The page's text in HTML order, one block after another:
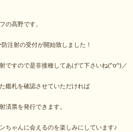
の高野です。
注射の受付が開始致しました！
ですので是非接種してあげて下さいね(^o^)／
鑑札を確認させていただければ
済票を発行できます。
ちゃんに会えるのを楽しみにしています♪